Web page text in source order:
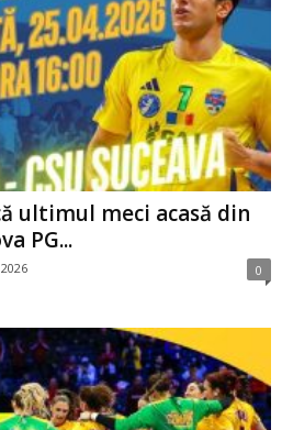
ultimul meci acasă din
PG...
0